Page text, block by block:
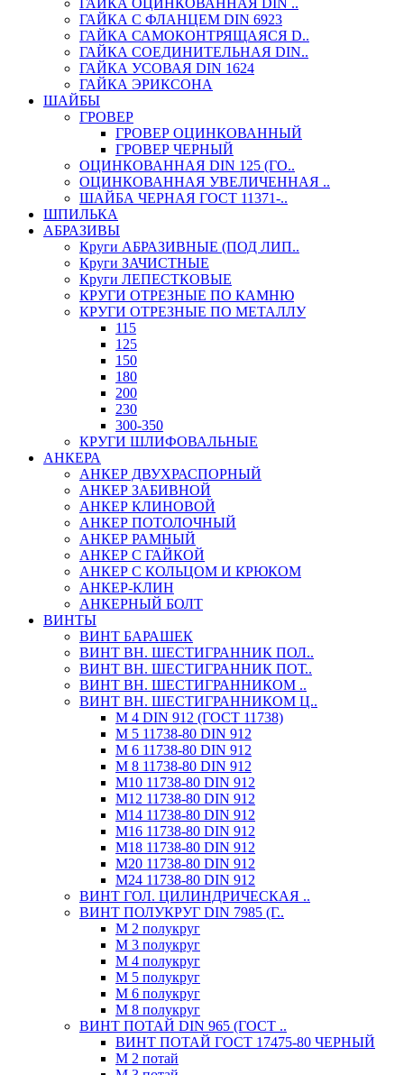
ГАЙКА ОЦИНКОВАННАЯ DIN ..
ГАЙКА С ФЛАНЦЕМ DIN 6923
ГАЙКА САМОКОНТРЯЩАЯСЯ D..
ГАЙКА СОЕДИНИТЕЛЬНАЯ DIN..
ГАЙКА УСОВАЯ DIN 1624
ГАЙКА ЭРИКСОНА
ШАЙБЫ
ГРОВЕР
ГРОВЕР ОЦИНКОВАННЫЙ
ГРОВЕР ЧЕРНЫЙ
ОЦИНКОВАННАЯ DIN 125 (ГО..
ОЦИНКОВАННАЯ УВЕЛИЧЕННАЯ ..
ШАЙБА ЧЕРНАЯ ГОСТ 11371-..
ШПИЛЬКА
АБРАЗИВЫ
Круги АБРАЗИВНЫЕ (ПОД ЛИП..
Круги ЗАЧИСТНЫЕ
Круги ЛЕПЕСТКОВЫЕ
КРУГИ ОТРЕЗНЫЕ ПО КАМНЮ
КРУГИ ОТРЕЗНЫЕ ПО МЕТАЛЛУ
115
125
150
180
200
230
300-350
КРУГИ ШЛИФОВАЛЬНЫЕ
АНКЕРА
АНКЕР ДВУХРАСПОРНЫЙ
АНКЕР ЗАБИВНОЙ
АНКЕР КЛИНОВОЙ
АНКЕР ПОТОЛОЧНЫЙ
АНКЕР РАМНЫЙ
АНКЕР С ГАЙКОЙ
АНКЕР С КОЛЬЦОМ И КРЮКОМ
АНКЕР-КЛИН
АНКЕРНЫЙ БОЛТ
ВИНТЫ
ВИНТ БАРАШЕК
ВИНТ ВН. ШЕСТИГРАННИК ПОЛ..
ВИНТ ВН. ШЕСТИГРАННИК ПОТ..
ВИНТ ВН. ШЕСТИГРАННИКОМ ..
ВИНТ ВН. ШЕСТИГРАННИКОМ Ц..
М 4 DIN 912 (ГОСТ 11738)
М 5 11738-80 DIN 912
М 6 11738-80 DIN 912
М 8 11738-80 DIN 912
М10 11738-80 DIN 912
М12 11738-80 DIN 912
М14 11738-80 DIN 912
М16 11738-80 DIN 912
М18 11738-80 DIN 912
М20 11738-80 DIN 912
М24 11738-80 DIN 912
ВИНТ ГОЛ. ЦИЛИНДРИЧЕСКАЯ ..
ВИНТ ПОЛУКРУГ DIN 7985 (Г..
М 2 полукруг
М 3 полукруг
М 4 полукруг
М 5 полукруг
М 6 полукруг
М 8 полукруг
ВИНТ ПОТАЙ DIN 965 (ГОСТ ..
ВИНТ ПОТАЙ ГОСТ 17475-80 ЧЕРНЫЙ
М 2 потай